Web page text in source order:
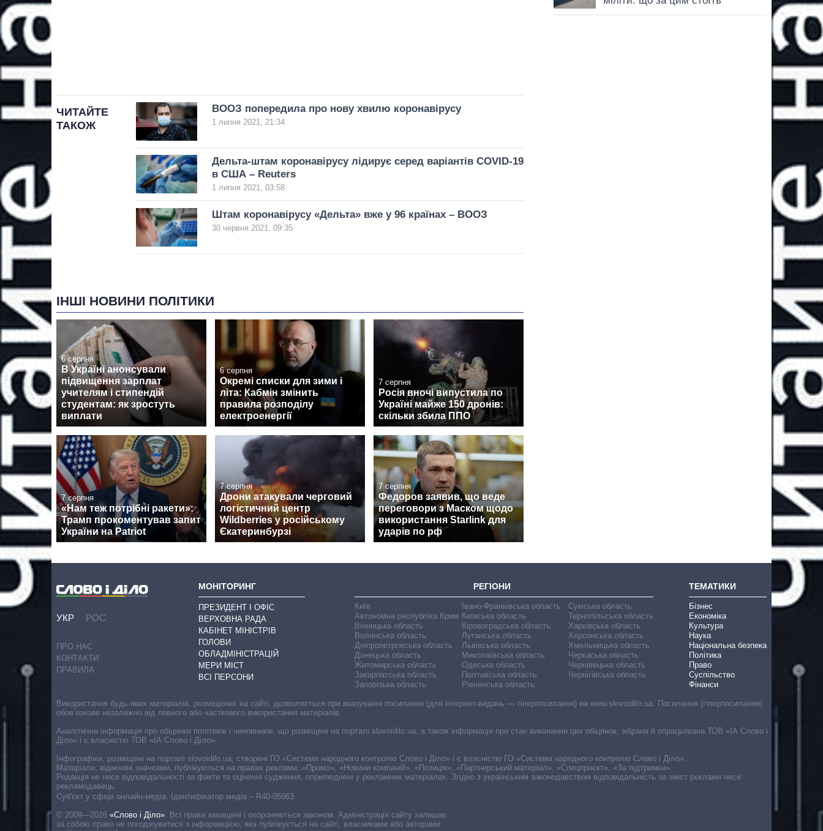
ЧИТАЙТЕ
ТАКОЖ
ВООЗ попередила про нову хвилю коронавірусу
1 липня 2021, 21:34
Дельта-штам коронавірусу лідирує серед варіантів COVID-19
в США – Reuters
1 липня 2021, 03:58
Штам коронавірусу «Дельта» вже у 96 країнах – ВООЗ
30 червня 2021, 09:35
ІНШІ НОВИНИ ПОЛІТИКИ
6 серпня
В Україні анонсували
підвищення зарплат
учителям і стипендій
студентам: як зростуть
виплати
6 серпня
Окремі списки для зими і
літа: Кабмін змінить
правила розподілу
електроенергії
7 серпня
Росія вночі випустила по
Україні майже 150 дронів:
скільки збила ППО
7 серпня
«Нам теж потрібні ракети»:
Трамп прокоментував запит
України на Patriot
7 серпня
Дрони атакували черговий
логістичний центр
Wildberries у російському
Єкатеринбурзі
7 серпня
Федоров заявив, що веде
переговори з Маском щодо
використання Starlink для
ударів по рф
УКР РОС
ПРО НАС
КОНТАКТИ
ПРАВИЛА
МОНІТОРИНГ
ПРЕЗИДЕНТ І ОФІС
ВЕРХОВНА РАДА
КАБІНЕТ МІНІСТРІВ
ГОЛОВИ
ОБЛАДМІНІСТРАЦІЙ
МЕРИ МІСТ
ВСІ ПЕРСОНИ
РЕГІОНИ
Київ
Автономна республіка Крим
Вінницька область
Волинська область
Дніпропетровська область
Донецька область
Житомирська область
Закарпатська область
Запорізька область
Івано-Франківська область
Київська область
Кіровоградська область
Луганська область
Львівська область
Миколаївська область
Одеська область
Полтавська область
Рівненська область
Сумська область
Тернопільська область
Харківська область
Херсонська область
Хмельницька область
Черкаська область
Чернівецька область
Чернігівська область
ТЕМАТИКИ
Бізнес
Економіка
Культура
Наука
Національна безпека
Політика
Право
Суспільство
Фінанси
Cуб'єкт у сфері онлайн-медіа. Ідентифікатор медіа – R40-05063
© 2009—2026 «Слово і Діло». Всі права захищені і охороняються законом. Адміністрація сайту залишає
за собою право не погоджуватися з інформацією, яка публікується на сайті, власниками або авторами
Використання будь-яких матеріалів, розміщених на сайті, дозволяється при вказуванні посилання (для інтернет-видань — гіперпосилання) на www.slovoidilo.ua. Посилання (гіперпосилання)
обов’язкове незалежно від повного або часткового використання матеріалів.
Аналітична інформація про обіцянки політиків і чиновників, що розміщені на порталі slovoidilo.ua, а також інформація про стан виконання цих обіцянок, зібрана й опрацьована ТОВ «ІА Слово і
Діло» і є власністю ТОВ «ІА Слово і Діло».
Інфографіки, розміщені на порталі slovoidilo.ua, створені ГО «Система народного контролю Слово і Діло» і є власністю ГО «Система народного контролю Слово і Діло».
Матеріали, відмічені значками, публікуються на правах реклами: «Промо», «Новини компаній», «Позиція», «Партнерський матеріал», «Спецпроєкт», «За підтримки».
Редакція не несе відповідальності за факти та оціночні судження, оприлюднені у рекламних матеріалах. Згідно з українським законодавством відповідальність за зміст реклами несе
рекламодавець.